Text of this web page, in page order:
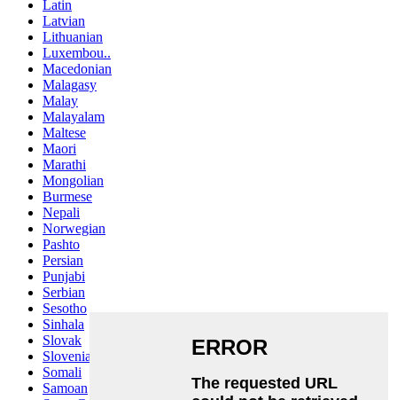
Latin
Latvian
Lithuanian
Luxembou..
Macedonian
Malagasy
Malay
Malayalam
Maltese
Maori
Marathi
Mongolian
Burmese
Nepali
Norwegian
Pashto
Persian
Punjabi
Serbian
Sesotho
Sinhala
Slovak
Slovenian
Somali
Samoan